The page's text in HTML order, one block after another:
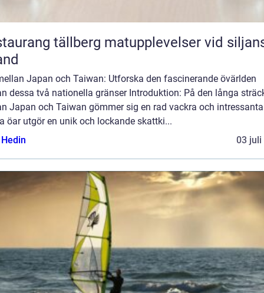
tällberg matupplevelser vid siljans
Japan och Taiwan: Utforska den fascinerande övärlden
dessa två nationella gränser Introduktion: På den långa
Japan och Taiwan gömmer sig en rad vackra och
öar utgör en unik och lockande skattki...
03 juli